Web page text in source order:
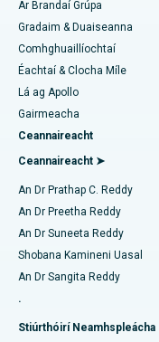
Aimsigh
Aimsigh Úireolaí
Aimsigh
Aimsigh
Aimsigh Lia
An tOspidéal is Fearr i
Ospidéal is Fearr i
An tOspidéal is Fearr
An tOspidéal is Fearr
An tOspidéal is Fearr
An tOspidéal is Fearr
An tOspidéal is Fearr i
An tOspidéal is Fearr
An tOspidéal is Fearr
Liposuction
Angiogram Corónach
Athsholáthar
Deisiú Comhla MitraClip
Máinliacht
Ablation Catheter
Máinliacht Atógála ACL
Athsholáthar
Ablation Endometrial
Ár Brandaí Grúpa
Gradaim & Duaiseanna
Comhghuaillíochtaí
Éachtaí & Clocha Míle
Lá ag Apollo
Gairmeacha
Ceannaireacht
Ceannaireacht ➤
An Dr Prathap C. Reddy
An Dr Preetha Reddy
An Dr Suneeta Reddy
Shobana Kamineni Uasal
An Dr Sangita Reddy
.
Stiúrthóirí